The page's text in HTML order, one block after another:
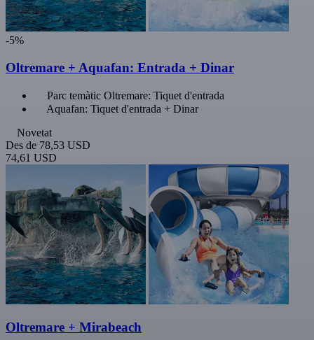
-5%
Oltremare + Aquafan: Entrada + Dinar
Parc temàtic Oltremare: Tiquet d'entrada
Aquafan: Tiquet d'entrada + Dinar
Novetat
Des de 78,53 USD
74,61 USD
Oltremare + Mirabeach